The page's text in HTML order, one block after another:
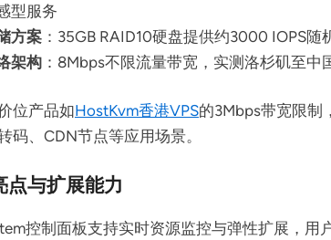
型服务
方案 ：35GB RAID10硬盘提供约3000 IOPS
架构 ：8Mbps不限流量带宽，实测洛杉矶至
位产品如HostKvm香港VPS的3Mbps带宽限制
码、CDN节点等应用场景。
点与扩展能力
控制面板支持实时资源监控与弹性扩展，用